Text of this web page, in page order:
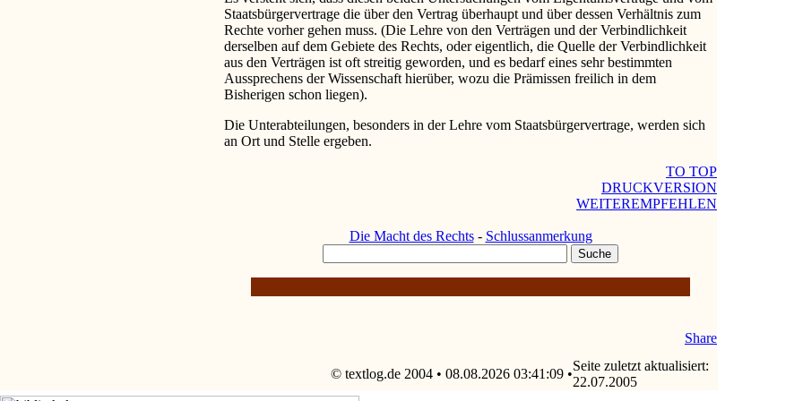
Staatsbürgervertrage die über den Vertrag überhaupt und über dessen Verhältnis zum
Rechte vorher gehen muss. (Die Lehre von den Verträgen und der Verbindlichkeit
derselben auf dem Gebiete des Rechts, oder eigentlich, die Quelle der Verbindlichkeit
aus den Verträgen ist oft streitig geworden, und es bedarf eines sehr bestimmten
Aussprechens der Wissenschaft hierüber, wozu die Prämissen freilich in dem
Bisherigen schon liegen).
Die Unterabteilungen, besonders in der Lehre vom Staatsbürgervertrage, werden sich
an Ort und Stelle ergeben.
TO TOP
DRUCKVERSION
WEITEREMPFEHLEN
Die Macht des Rechts- Schlussanmerkung
Share
© textlog.de 2004 • 08.08.2026 03:41:09 •
Seite zuletzt aktualisiert:
22.07.2005